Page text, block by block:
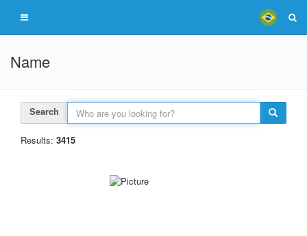
Name
Search
Results: 3415